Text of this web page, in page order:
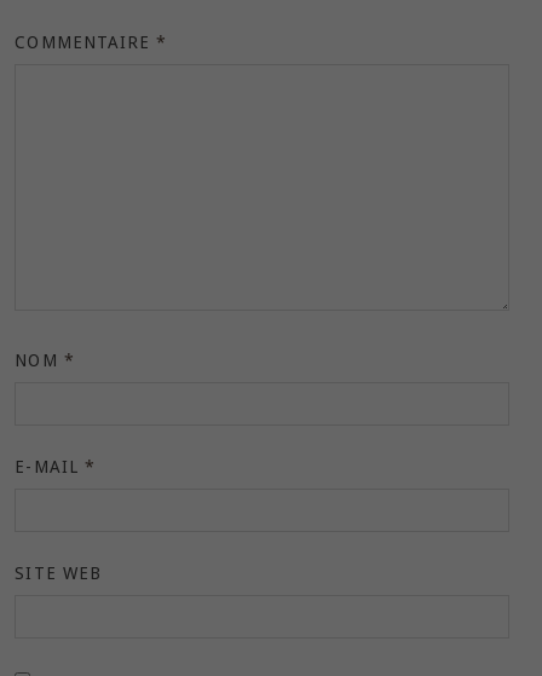
COMMENTAIRE*
NOM *
E-MAIL *
SITE WEB